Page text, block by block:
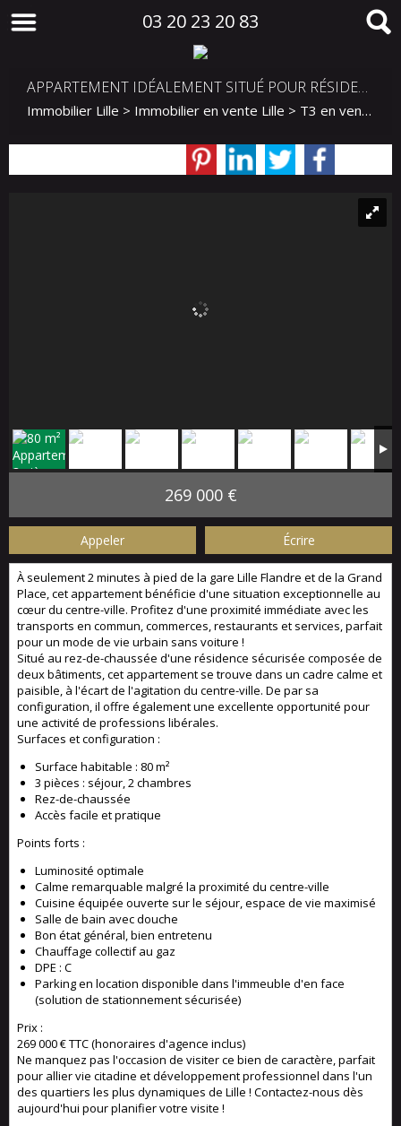
03 20 23 20 83
APPARTEMENT IDÉALEMENT SITUÉ POUR RÉSIDENCE OU PROFESSIONS LIBÉRALES
Immobilier Lille > Immobilier en vente Lille > T3 en vente Lille
269 000 €
Appeler Écrire
À seulement 2 minutes à pied de la gare Lille Flandre et de la Grand
Place, cet appartement bénéficie d'une situation exceptionnelle au
cœur du centre-ville. Profitez d'une proximité immédiate avec les
transports en commun, commerces, restaurants et services, parfait
pour un mode de vie urbain sans voiture !
Situé au rez-de-chaussée d'une résidence sécurisée composée de
deux bâtiments, cet appartement se trouve dans un cadre calme et
paisible, à l'écart de l'agitation du centre-ville. De par sa
configuration, il offre également une excellente opportunité pour
une activité de professions libérales.
Surfaces et configuration :
Surface habitable : 80 m²
3 pièces : séjour, 2 chambres
Rez-de-chaussée
Accès facile et pratique
Points forts :
Luminosité optimale
Calme remarquable malgré la proximité du centre-ville
Cuisine équipée ouverte sur le séjour, espace de vie maximisé
Salle de bain avec douche
Bon état général, bien entretenu
Chauffage collectif au gaz
DPE : C
Parking en location disponible dans l'immeuble d'en face
(solution de stationnement sécurisée)
Prix :
269 000 € TTC (honoraires d'agence inclus)
Ne manquez pas l'occasion de visiter ce bien de caractère, parfait
pour allier vie citadine et développement professionnel dans l'un
des quartiers les plus dynamiques de Lille ! Contactez-nous dès
aujourd'hui pour planifier votre visite !